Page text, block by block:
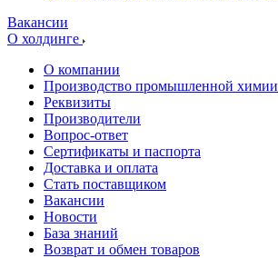
Вакансии
О холдинге
О компании
Производство промышленной химии
Реквизиты
Производители
Вопрос-ответ
Сертификаты и паспорта
Доставка и оплата
Стать поставщиком
Вакансии
Новости
База знаний
Возврат и обмен товаров